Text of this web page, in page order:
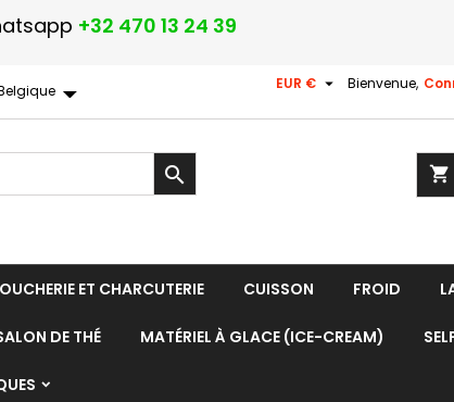
+32 470 13 24 39
Bienvenue,
EUR € 
shopping_cart

ET CHARCUTERIE CUISSON FROID
DE THÉ MATÉRIEL À GLACE (ICE-CREAM)